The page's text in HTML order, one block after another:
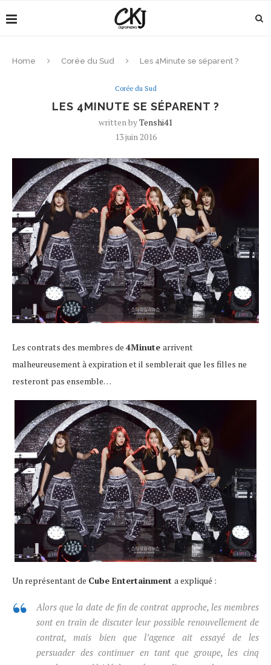
Home Corée du Sud Les 4Minute se séparent ?
Corée du Sud
LES 4MINUTE SE SÉPARENT ?
written byTenshi41
13 juin 2016
Les contrats des membres de 4Minute arrivent
malheureusement à expiration et il semblerait que les filles ne
resteront pas ensemble…
Un représentant de Cube Entertainment a expliqué :
Alors que la date de fin de contrat approche, les membres
sont en train de discuter leur possible renouvellement de
contrat, mais bien que l’agence ait essayé de les
persuader des continuer en tant que groupe, les cinq